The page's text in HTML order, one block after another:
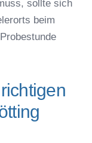
sollte sich
beim